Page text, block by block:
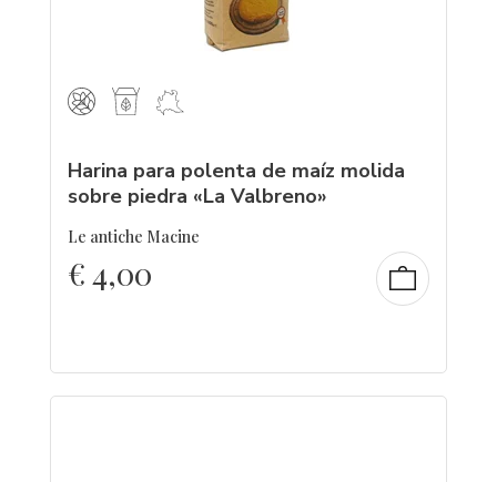
Harina para polenta de maíz molida
sobre piedra «La Valbreno»
Le antiche Macine
€4,00